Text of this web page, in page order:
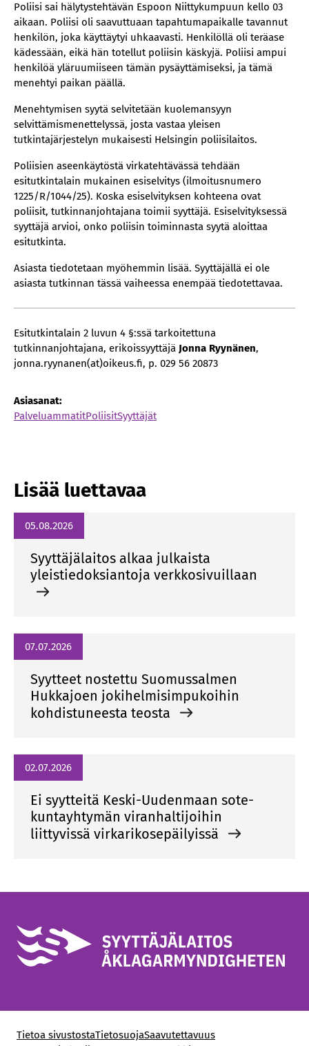
Poliisi sai hälytystehtävän Espoon Niittykumpuun kello 03
aikaan. Poliisi oli saavuttuaan tapahtumapaikalle tavannut
henkilön, joka käyttäytyi uhkaavasti. Henkilöllä oli teräase
kädessään, eikä hän totellut poliisin käskyjä. Poliisi ampui
henkilöä yläruumiiseen tämän pysäyttämiseksi, ja tämä
menehtyi paikan päällä.
Menehtymisen syytä selvitetään kuolemansyyn
selvittämismenettelyssä, josta vastaa yleisen
tutkintajärjestelyn mukaisesti Helsingin poliisilaitos.
Poliisien aseenkäytöstä virkatehtävässä tehdään
esitutkintalain mukainen esiselvitys (ilmoitusnumero
1225/R/1044/25). Koska esiselvityksen kohteena ovat
poliisit, tutkinnanjohtajana toimii syyttäjä. Esiselvityksessä
syyttäjä arvioi, onko poliisin toiminnasta syytä aloittaa
esitutkinta.
Asiasta tiedotetaan myöhemmin lisää. Syyttäjällä ei ole
asiasta tutkinnan tässä vaiheessa enempää tiedotettavaa.
Esitutkintalain 2 luvun 4 §:ssä tarkoitettuna
tutkinnanjohtajana, erikoissyyttäjä Jonna Ryynänen,
jonna.ryynanen(at)oikeus.fi, p. 029 56 20873
Asiasanat:
PalveluammatitPoliisitSyyttäjät
Lisää luettavaa
05.08.2026
Syyttäjälaitos alkaa julkaista
yleistiedoksiantoja verkkosivuillaan
07.07.2026
Syytteet nostettu Suomussalmen
Hukkajoen jokihelmisimpukoihin
kohdistuneesta teosta
02.07.2026
Ei syytteitä Keski-Uudenmaan sote-
kuntayhtymän viranhaltijoihin
liittyvissä virkarikosepäilyissä
Tietoa sivustostaTietosuojaSaavutettavuus